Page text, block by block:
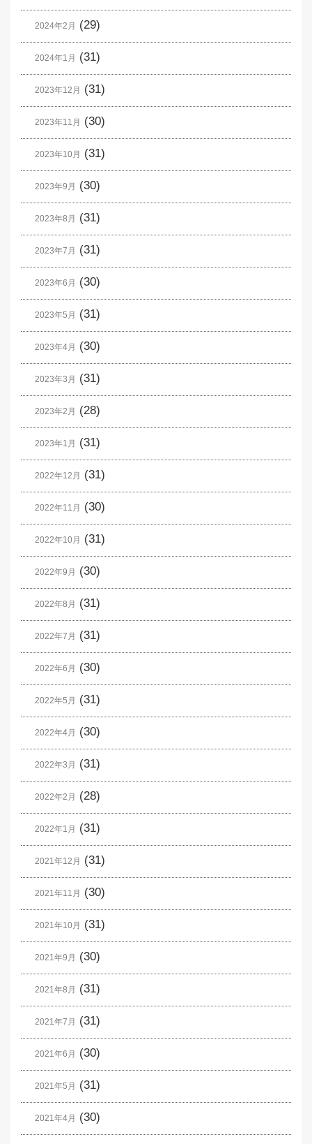
2024年2月 (29)
2024年1月 (31)
2023年12月 (31)
2023年11月 (30)
2023年10月 (31)
2023年9月 (30)
2023年8月 (31)
2023年7月 (31)
2023年6月 (30)
2023年5月 (31)
2023年4月 (30)
2023年3月 (31)
2023年2月 (28)
2023年1月 (31)
2022年12月 (31)
2022年11月 (30)
2022年10月 (31)
2022年9月 (30)
2022年8月 (31)
2022年7月 (31)
2022年6月 (30)
2022年5月 (31)
2022年4月 (30)
2022年3月 (31)
2022年2月 (28)
2022年1月 (31)
2021年12月 (31)
2021年11月 (30)
2021年10月 (31)
2021年9月 (30)
2021年8月 (31)
2021年7月 (31)
2021年6月 (30)
2021年5月 (31)
2021年4月 (30)